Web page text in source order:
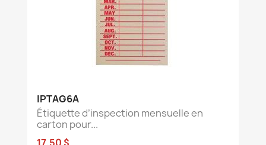
IPTAG6A
Étiquette d’inspection mensuelle en
carton pour...